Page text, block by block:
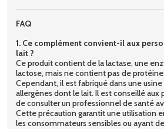
FAQ
1. Ce complément convient-il aux
lait ?
Ce produit contient de la lactase, une
lactose, mais ne contient pas de
Cependant, il est fabriqué dans une
allergènes dont le lait. Il est conseillé aux
de consulter un professionnel de santé
Cette précaution garantit une utilisation
les consommateurs sensibles ou ayant